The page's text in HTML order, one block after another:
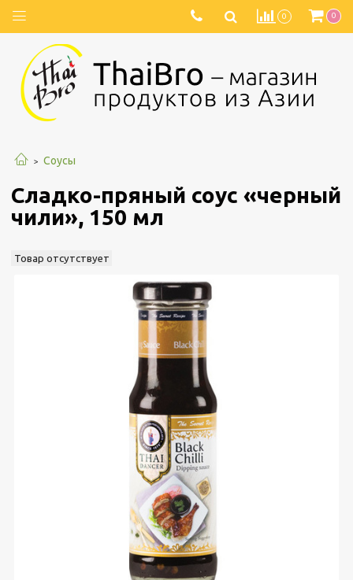
0 0
Соусы
Сладко-пряный соус «черный
чили», 150 мл
Товар отсутствует